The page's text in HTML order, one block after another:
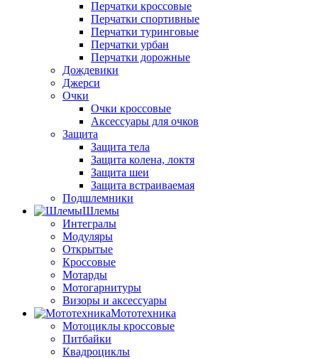
Перчатки кроссовые
Перчатки спортивные
Перчатки туринговые
Перчатки урбан
Перчатки дорожные
Дождевики
Джерси
Очки
Очки кроссовые
Аксессуары для очков
Защита
Защита тела
Защита колена, локтя
Защита шеи
Защита встраиваемая
Подшлемники
Шлемы
Интегралы
Модуляры
Открытые
Кроссовые
Мотарды
Мотогарнитуры
Визоры и аксессуары
Мототехника
Мотоциклы кроссовые
Питбайки
Квадроциклы